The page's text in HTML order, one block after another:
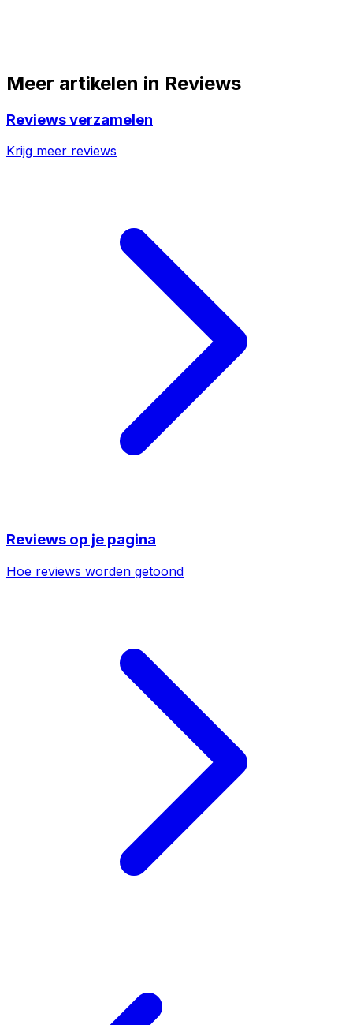
Meer artikelen in Reviews
Reviews verzamelen
Krijg meer reviews
Reviews op je pagina
Hoe reviews worden getoond